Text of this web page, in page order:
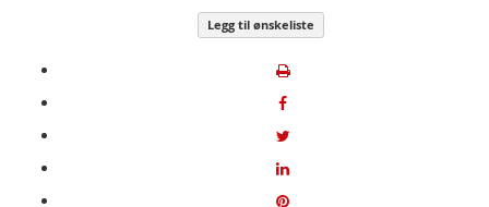
Legg til ønskeliste